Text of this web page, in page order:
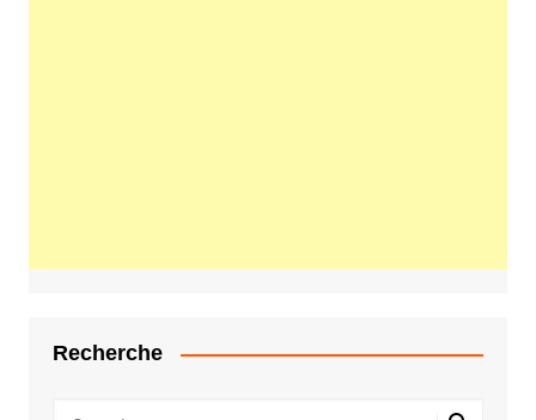
Recherche